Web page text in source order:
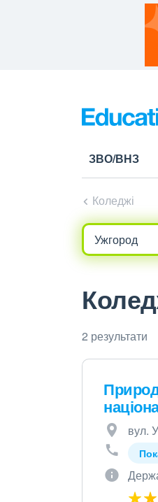
ЗВО/ВНЗ
Коледжі
2 результати
вул.